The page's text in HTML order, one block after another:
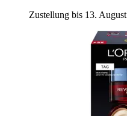
Zustellung bis 13. August